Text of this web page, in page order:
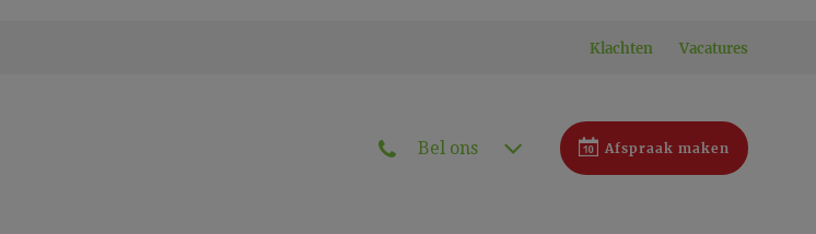
Klachten Vacatures
Bel ons Afspraak maken